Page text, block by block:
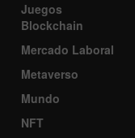
Juegos
Blockchain
Mercado Laboral
Metaverso
Mundo
NFT